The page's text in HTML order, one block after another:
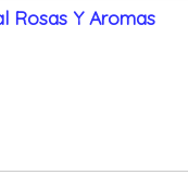
Rosas Y Aromas